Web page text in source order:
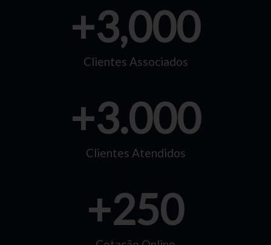
Clientes Associados
+3,000
Clientes Atendidos
+3.000
+250